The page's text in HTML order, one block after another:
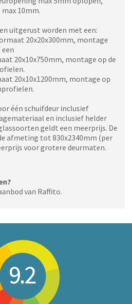
10mm.
uitgerust worden met een:
20x20x300mm, montage
20x10x750mm, montage op de
20x10x1200mm, montage op
één schuifdeur inclusief
en inclusief helder
geldt een meerprijs. De
afmeting tot 830x2340mm (per
voor grotere deurmaten.
van Raffito.
9.2